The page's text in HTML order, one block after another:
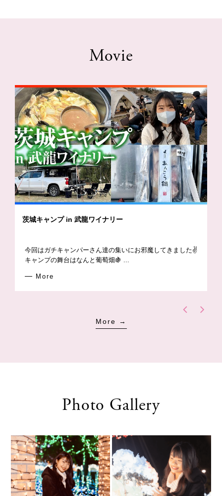
Movie
茨城キャンプ in 武龍ワイナリー
今回はガチキャンパーさん達の集いにお邪魔してきました✌️
キャンプの舞台はなんと葡萄畑🍇 ...
More
More →
Photo Gallery